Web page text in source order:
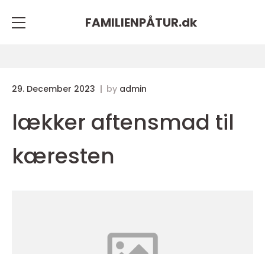
FAMILIENPÅTUR.dk
29. December 2023 by admin
lækker aftensmad til
kæresten